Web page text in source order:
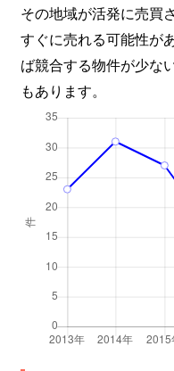
その地域が活発に売買
すぐに売れる可能性が
ば競合する物件が少な
もあります。